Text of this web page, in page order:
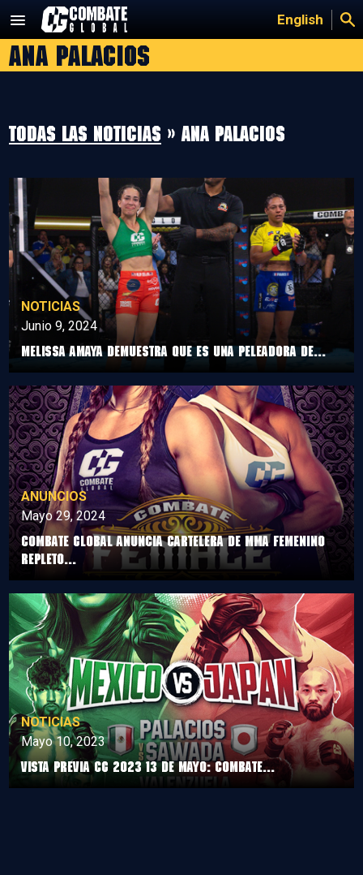
contenido
English
Ana Palacios
Todas las noticias » Ana Palacios
NOTICIAS
Junio 9, 2024
Melissa Amaya demuestra que es una peleadora de...
ANUNCIOS
Mayo 29, 2024
COMBATE GLOBAL ANUNCIA CARTELERA DE MMA FEMENINO
REPLETO...
NOTICIAS
Mayo 10, 2023
Vista previa CG 2023 13 de mayo: Combate...